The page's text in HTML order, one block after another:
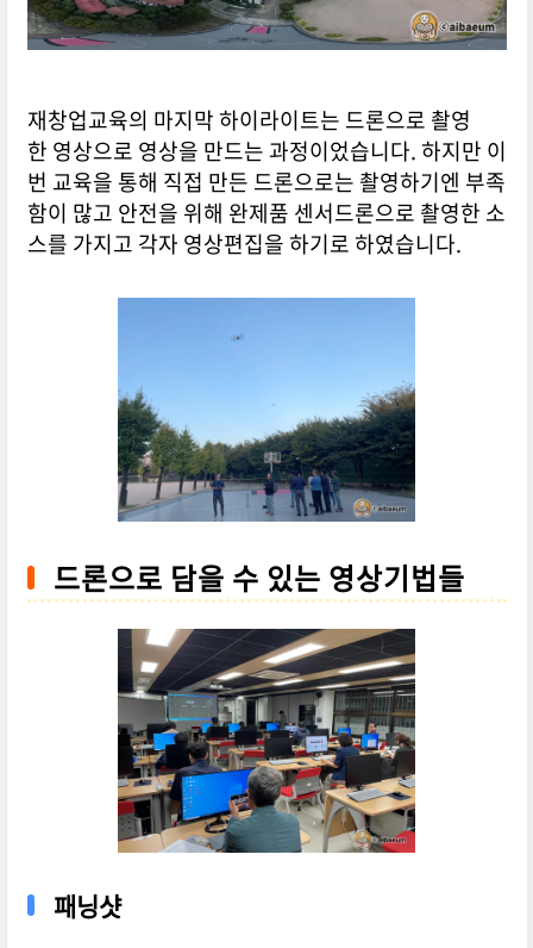
재창업교육의 마지막 하이라이트는 드론으로 촬영
한 영상으로 영상을 만드는 과정이었습니다. 하지만 이
번 교육을 통해 직접 만든 드론으로는 촬영하기엔 부족
함이 많고 안전을 위해 완제품 센서드론으로 촬영한 소
스를 가지고 각자 영상편집을 하기로 하였습니다.
드론으로 담을 수 있는 영상기법들
패닝샷